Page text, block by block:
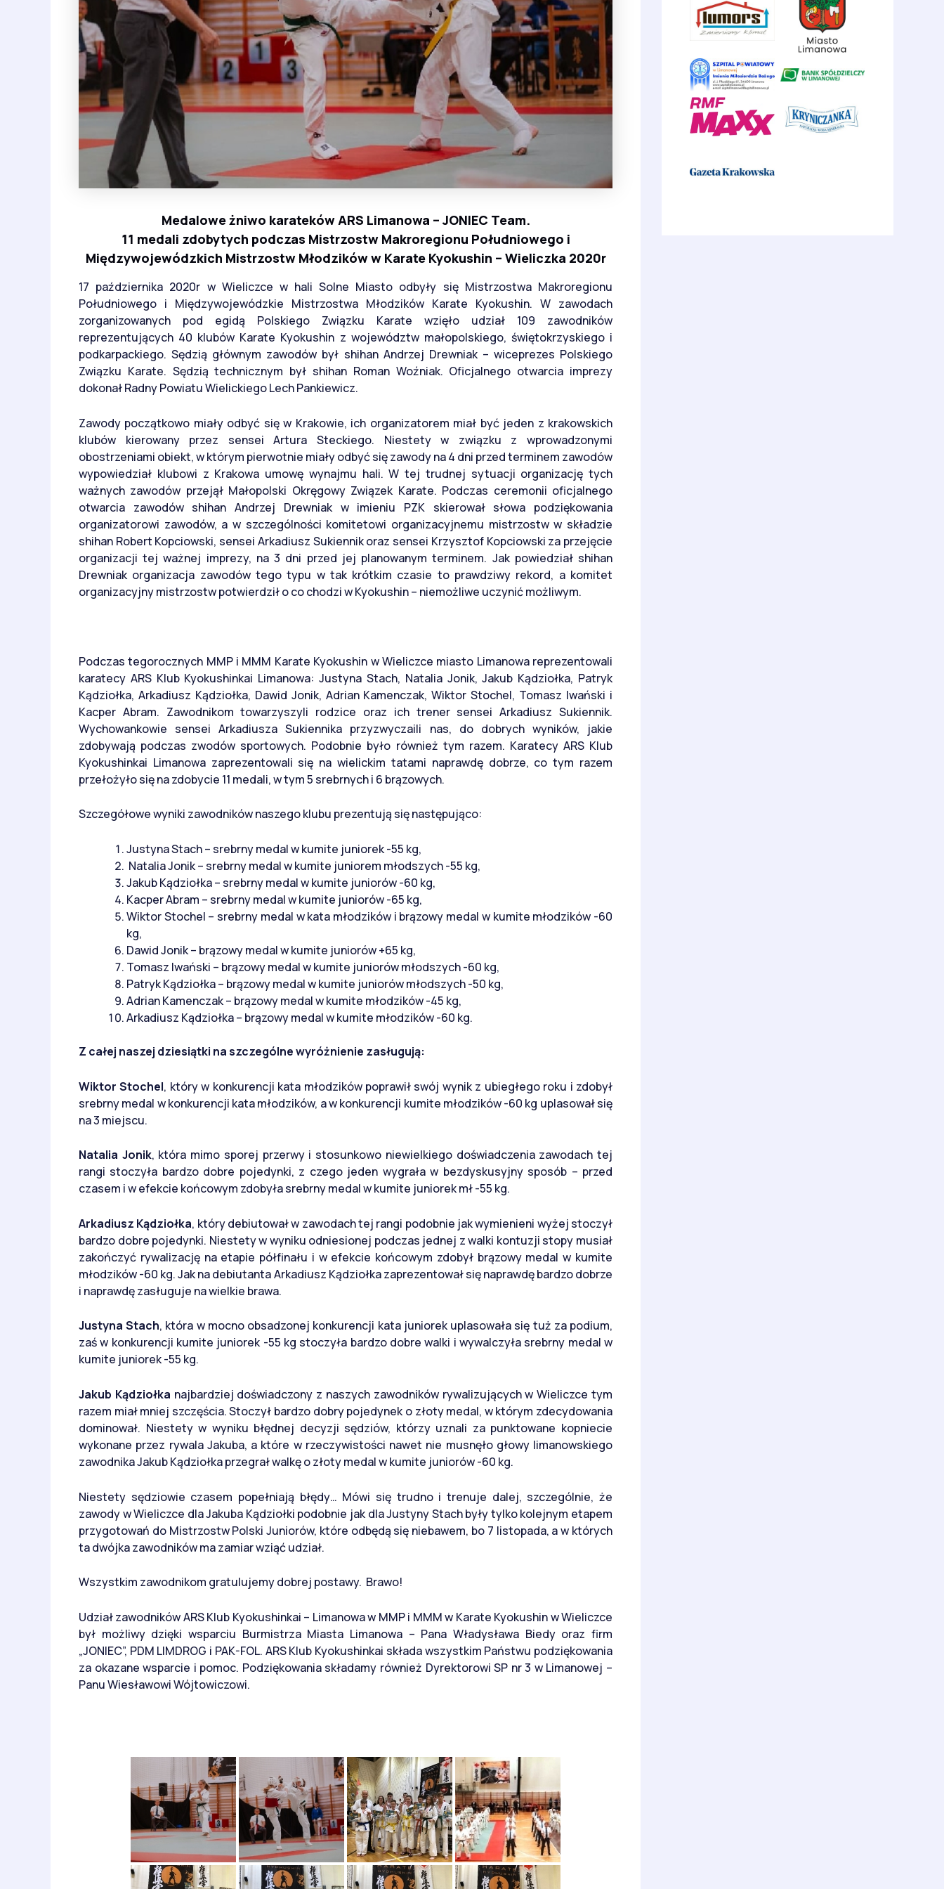
Medalowe żniwo karateków ARS Limanowa – JONIEC Team.
11 medali zdobytych podczas Mistrzostw Makroregionu Południowego i
Międzywojewódzkich Mistrzostw Młodzików w Karate Kyokushin – Wieliczka 2020r
17 października 2020r w Wieliczce w hali Solne Miasto odbyły się Mistrzostwa Makroregionu
Południowego i Międzywojewódzkie Mistrzostwa Młodzików Karate Kyokushin. W zawodach
zorganizowanych pod egidą Polskiego Związku Karate wzięło udział 109 zawodników
reprezentujących 40 klubów Karate Kyokushin z województw małopolskiego, świętokrzyskiego i
podkarpackiego. Sędzią głównym zawodów był shihan Andrzej Drewniak – wiceprezes Polskiego
Związku Karate. Sędzią technicznym był shihan Roman Woźniak. Oficjalnego otwarcia imprezy
dokonał Radny Powiatu Wielickiego Lech Pankiewicz.
Zawody początkowo miały odbyć się w Krakowie, ich organizatorem miał być jeden z krakowskich
klubów kierowany przez sensei Artura Steckiego. Niestety w związku z wprowadzonymi
obostrzeniami obiekt, w którym pierwotnie miały odbyć się zawody na 4 dni przed terminem zawodów
wypowiedział klubowi z Krakowa umowę wynajmu hali. W tej trudnej sytuacji organizację tych
ważnych zawodów przejął Małopolski Okręgowy Związek Karate. Podczas ceremonii oficjalnego
otwarcia zawodów shihan Andrzej Drewniak w imieniu PZK skierował słowa podziękowania
organizatorowi zawodów, a w szczególności komitetowi organizacyjnemu mistrzostw w składzie
shihan Robert Kopciowski, sensei Arkadiusz Sukiennik oraz sensei Krzysztof Kopciowski za przejęcie
organizacji tej ważnej imprezy, na 3 dni przed jej planowanym terminem. Jak powiedział shihan
Drewniak organizacja zawodów tego typu w tak krótkim czasie to prawdziwy rekord, a komitet
organizacyjny mistrzostw potwierdził o co chodzi w Kyokushin – niemożliwe uczynić możliwym.
Podczas tegorocznych MMP i MMM Karate Kyokushin w Wieliczce miasto Limanowa reprezentowali
karatecy ARS Klub Kyokushinkai Limanowa: Justyna Stach, Natalia Jonik, Jakub Kądziołka, Patryk
Kądziołka, Arkadiusz Kądziołka, Dawid Jonik, Adrian Kamenczak, Wiktor Stochel, Tomasz Iwański i
Kacper Abram. Zawodnikom towarzyszyli rodzice oraz ich trener sensei Arkadiusz Sukiennik.
Wychowankowie sensei Arkadiusza Sukiennika przyzwyczaili nas, do dobrych wyników, jakie
zdobywają podczas zwodów sportowych. Podobnie było również tym razem. Karatecy ARS Klub
Kyokushinkai Limanowa zaprezentowali się na wielickim tatami naprawdę dobrze, co tym razem
przełożyło się na zdobycie 11 medali, w tym 5 srebrnych i 6 brązowych.
Szczegółowe wyniki zawodników naszego klubu prezentują się następująco:
Justyna Stach – srebrny medal w kumite juniorek -55 kg,
Natalia Jonik – srebrny medal w kumite juniorem młodszych -55 kg,
Jakub Kądziołka – srebrny medal w kumite juniorów -60 kg,
Kacper Abram – srebrny medal w kumite juniorów -65 kg,
Wiktor Stochel – srebrny medal w kata młodzików i brązowy medal w kumite młodzików -60
kg,
Dawid Jonik – brązowy medal w kumite juniorów +65 kg,
Tomasz Iwański – brązowy medal w kumite juniorów młodszych -60 kg,
Patryk Kądziołka – brązowy medal w kumite juniorów młodszych -50 kg,
Adrian Kamenczak – brązowy medal w kumite młodzików -45 kg,
Arkadiusz Kądziołka – brązowy medal w kumite młodzików -60 kg.
Z całej naszej dziesiątki na szczególne wyróżnienie zasługują:
Wiktor Stochel, który w konkurencji kata młodzików poprawił swój wynik z ubiegłego roku i zdobył
srebrny medal w konkurencji kata młodzików, a w konkurencji kumite młodzików -60 kg uplasował się
na 3 miejscu.
Natalia Jonik, która mimo sporej przerwy i stosunkowo niewielkiego doświadczenia zawodach tej
rangi stoczyła bardzo dobre pojedynki, z czego jeden wygrała w bezdyskusyjny sposób – przed
czasem i w efekcie końcowym zdobyła srebrny medal w kumite juniorek mł -55 kg.
Arkadiusz Kądziołka, który debiutował w zawodach tej rangi podobnie jak wymienieni wyżej stoczył
bardzo dobre pojedynki. Niestety w wyniku odniesionej podczas jednej z walki kontuzji stopy musiał
zakończyć rywalizację na etapie półfinału i w efekcie końcowym zdobył brązowy medal w kumite
młodzików -60 kg. Jak na debiutanta Arkadiusz Kądziołka zaprezentował się naprawdę bardzo dobrze
i naprawdę zasługuje na wielkie brawa.
Justyna Stach, która w mocno obsadzonej konkurencji kata juniorek uplasowała się tuż za podium,
zaś w konkurencji kumite juniorek -55 kg stoczyła bardzo dobre walki i wywalczyła srebrny medal w
kumite juniorek -55 kg.
Jakub Kądziołka najbardziej doświadczony z naszych zawodników rywalizujących w Wieliczce tym
razem miał mniej szczęścia. Stoczył bardzo dobry pojedynek o złoty medal, w którym zdecydowania
dominował. Niestety w wyniku błędnej decyzji sędziów, którzy uznali za punktowane kopniecie
wykonane przez rywala Jakuba, a które w rzeczywistości nawet nie musnęło głowy limanowskiego
zawodnika Jakub Kądziołka przegrał walkę o złoty medal w kumite juniorów -60 kg.
Niestety sędziowie czasem popełniają błędy… Mówi się trudno i trenuje dalej, szczególnie, że
zawody w Wieliczce dla Jakuba Kądziołki podobnie jak dla Justyny Stach były tylko kolejnym etapem
przygotowań do Mistrzostw Polski Juniorów, które odbędą się niebawem, bo 7 listopada, a w których
ta dwójka zawodników ma zamiar wziąć udział.
Wszystkim zawodnikom gratulujemy dobrej postawy. Brawo!
Udział zawodników ARS Klub Kyokushinkai – Limanowa w MMP i MMM w Karate Kyokushin w Wieliczce
był możliwy dzięki wsparciu Burmistrza Miasta Limanowa – Pana Władysława Biedy oraz firm
„JONIEC”, PDM LIMDROG i PAK-FOL. ARS Klub Kyokushinkai składa wszystkim Państwu podziękowania
za okazane wsparcie i pomoc. Podziękowania składamy również Dyrektorowi SP nr 3 w Limanowej –
Panu Wiesławowi Wójtowiczowi.